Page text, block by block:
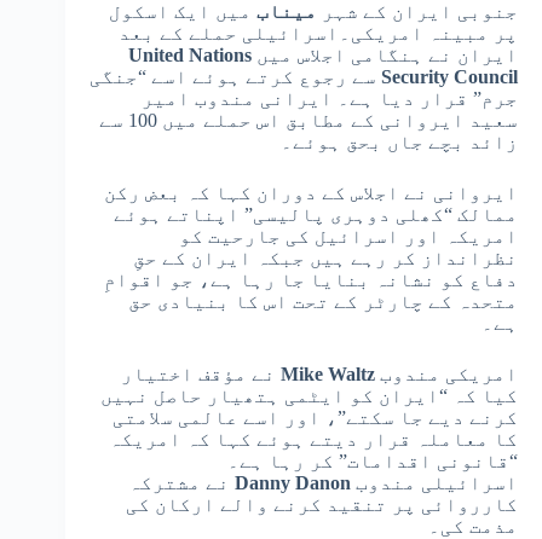
جنوبی ایران کے شہر میناب میں ایک اسکول
پر مبینہ امریکی۔اسرائیلی حملے کے بعد
ایران نے ہنگامی اجلاس میں United Nations
Security Council سے رجوع کرتے ہوئے اسے “جنگی
جرم” قرار دیا ہے۔ ایرانی مندوب امیر
سعید ایروانی کے مطابق اس حملے میں 100 سے
زائد بچے جاں بحق ہوئے۔
ایروانی نے اجلاس کے دوران کہا کہ بعض رکن
ممالک “کھلی دوہری پالیسی” اپناتے ہوئے
امریکہ اور اسرائیل کی جارحیت کو
نظرانداز کر رہے ہیں جبکہ ایران کے حقِ
دفاع کو نشانہ بنایا جا رہا ہے، جو اقوامِ
متحدہ کے چارٹر کے تحت اس کا بنیادی حق
ہے۔
امریکی مندوب Mike Waltz نے مؤقف اختیار
کیا کہ “ایران کو ایٹمی ہتھیار حاصل نہیں
کرنے دیے جا سکتے”، اور اسے عالمی سلامتی
کا معاملہ قرار دیتے ہوئے کہا کہ امریکہ
“قانونی اقدامات” کر رہا ہے۔
اسرائیلی مندوب Danny Danon نے مشترکہ
کارروائی پر تنقید کرنے والے ارکان کی
مذمت کی۔